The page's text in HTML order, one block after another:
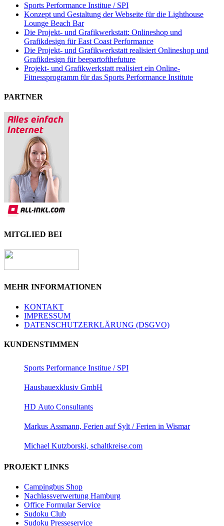
Sports Performance Institue / SPI
Konzept und Gestaltung der Webseite für die Lighthouse
Lounge Beach Bar
Die Projekt- und Grafikwerkstatt: Onlineshop und
Grafikdesign für East Coast Performance
Die Projekt- und Grafikwerkstatt realisiert Onlineshop und
Grafikdesign für beepartofthefuture
Projekt- und Grafikwerkstatt realisiert ein Online-
Fitnessprogramm für das Sports Performance Institute
PARTNER
MITGLIED BEI
MEHR INFORMATIONEN
KONTAKT
IMPRESSUM
DATENSCHUTZERKLÄRUNG (DSGVO)
KUNDENSTIMMEN
Sports Performance Institue / SPI
Hausbauexklusiv GmbH
HD Auto Consultants
Markus Assmann, Ferien auf Sylt / Ferien in Wismar
Michael Kutzborski, schaltkreise.com
PROJEKT LINKS
Campingbus Shop
Nachlassverwertung Hamburg
Office Formular Service
Sudoku Club
Sudoku Presseservice